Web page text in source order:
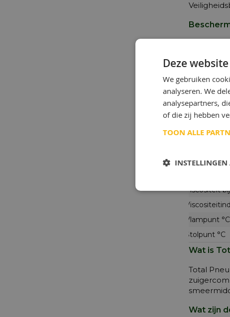
Typische
Dichtheid bij
Viscositeit
Vlampunt °C
Stolpunt °C
Wat is
Total
Wat zijn
Deze
We gebruiken
analyseren. We
analysepartners,
of die zij hebben
TOON ALLE
INSTELLINGEN